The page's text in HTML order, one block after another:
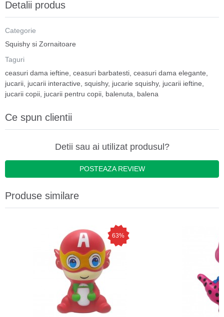
Detalii produs
Categorie
Squishy si Zornaitoare
Taguri
ceasuri dama ieftine ceasuri barbatesti ceasuri dama elegante
jucarii jucarii interactive squishy, jucarie squishy, jucarii ieftine
jucarii copii jucarii pentru copii balenuta balena
Ce spun clientii
Detii sau ai utilizat produsul?
POSTEAZA REVIEW
Produse similare
63%